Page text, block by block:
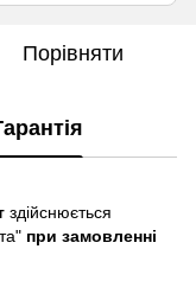
Порівняти
здійснюється
при замовленні